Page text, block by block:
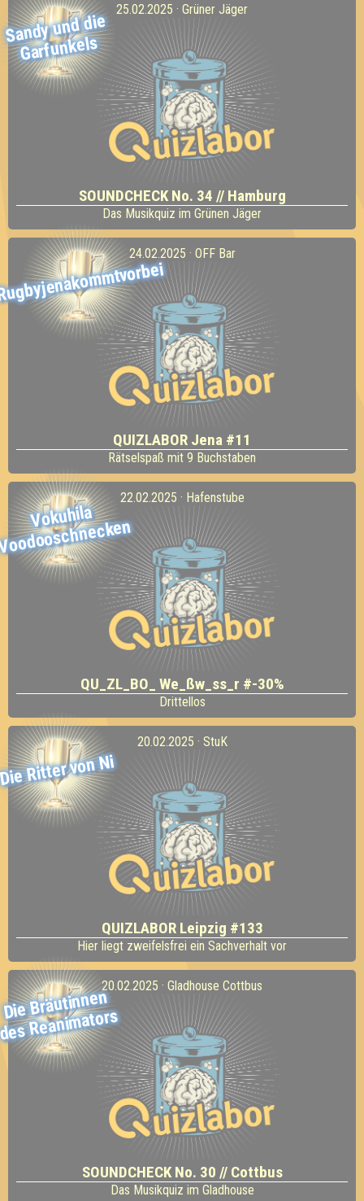
Sandy und die
Garfunkels
25.02.2025 · Grüner Jäger
SOUNDCHECK No. 34 // Hamburg
Das Musikquiz im Grünen Jäger
24.02.2025 · OFF Bar
QUIZLABOR Jena #11
Rätselspaß mit 9 Buchstaben
Vokuhila
22.02.2025 · Hafenstube
QU_ZL_BO_ We_ßw_ss_r #-30%
Drittellos
Ritter von Ni
20.02.2025 · StuK
QUIZLABOR Leipzig #133
Hier liegt zweifelsfrei ein Sachverhalt vor
Die Bräutinnen
des Reani
20.02.2025 · Gladhouse Cottbus
SOUNDCHECK No. 30 // Cottbus
Das Musikquiz im Gladhouse